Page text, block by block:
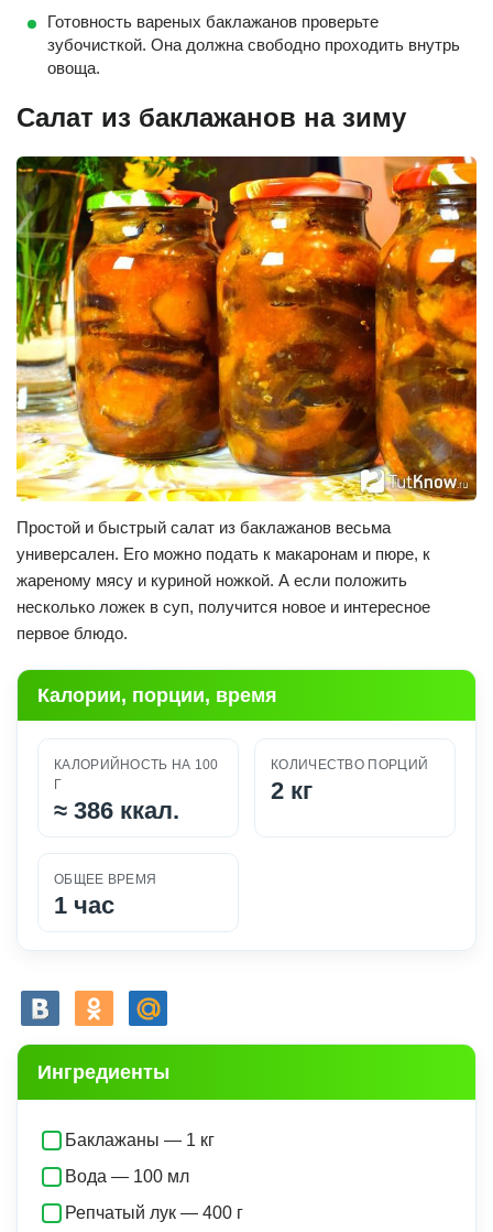
Готовность вареных баклажанов проверьте
зубочисткой. Она должна свободно проходить внутрь
овоща.
Салат из баклажанов на зиму
Простой и быстрый салат из баклажанов весьма
универсален. Его можно подать к макаронам и пюре, к
жареному мясу и куриной ножкой. А если положить
несколько ложек в суп, получится новое и интересное
первое блюдо.
Калории, порции, время
КАЛОРИЙНОСТЬ НА 100
Г
≈ 386 ккал.
КОЛИЧЕСТВО ПОРЦИЙ
2 кг
ОБЩЕЕ ВРЕМЯ
1 час
Ингредиенты
Баклажаны — 1 кг
Вода — 100 мл
Репчатый лук — 400 г